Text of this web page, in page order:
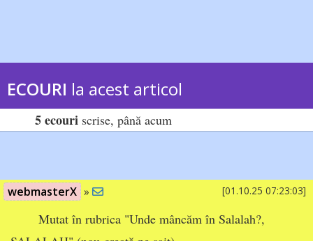
ECOURI la acest articol
5 ecouri scrise, până acum
webmasterX [01.10.25 07:23:03]
»
Mutat în rubrica "Unde mâncăm în Salalah?,